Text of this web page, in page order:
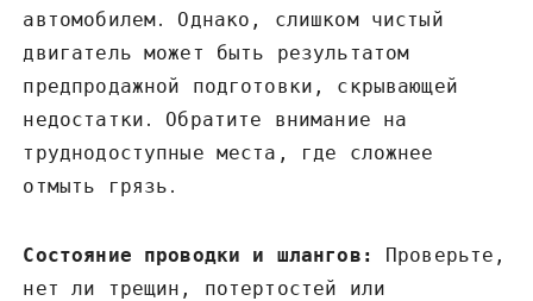
автомобилем․ Однако‚ слишком чистый
двигатель может быть результатом
предпродажной подготовки‚ скрывающей
недостатки․ Обратите внимание на
труднодоступные места‚ где сложнее
отмыть грязь․
Состояние проводки и шлангов:
Проверьте‚
нет ли трещин‚ потертостей или